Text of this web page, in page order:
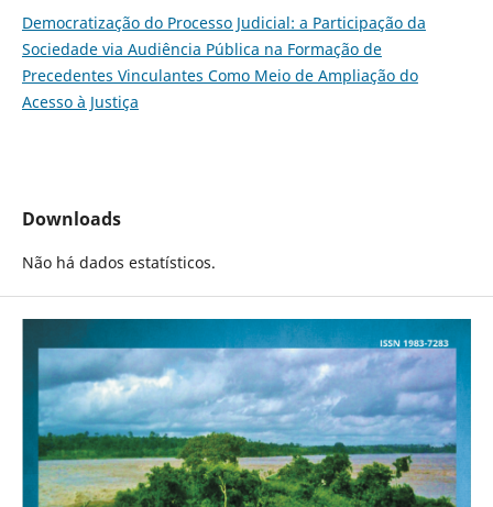
Democratização do Processo Judicial: a Participação da
Sociedade via Audiência Pública na Formação de
Precedentes Vinculantes Como Meio de Ampliação do
Acesso à Justiça
Downloads
Não há dados estatísticos.